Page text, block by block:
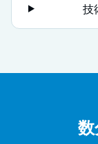
技